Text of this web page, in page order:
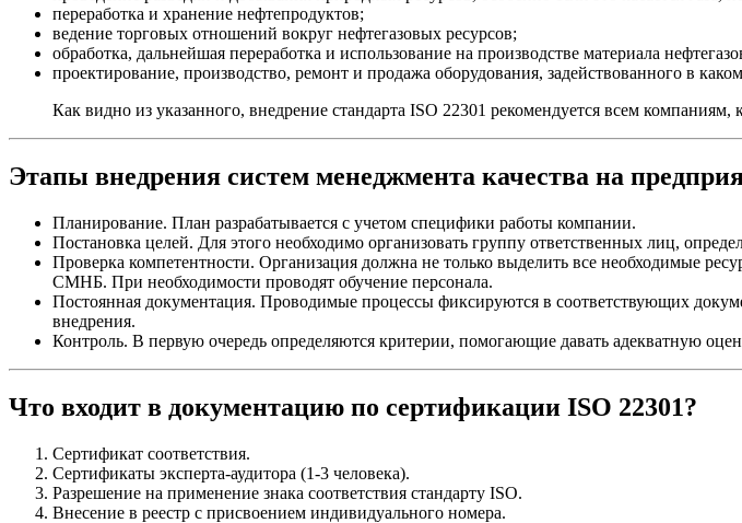
переработка и хранение нефтепродуктов;
ведение торговых отношений вокруг нефтегазовых ресурсов;
обработка, дальнейшая переработка и использование на производстве материала
проектирование, производство, ремонт и продажа оборудования, задействованного в
Как видно из указанного, внедрение стандарта ISO 22301 рекомендуется всем
Этапы внедрения систем менеджмента качества на
Планирование. План разрабатывается с учетом специфики работы компании.
Постановка целей. Для этого необходимо организовать группу ответственных лиц,
Проверка компетентности. Организация должна не только выделить все необходимые
СМНБ. При необходимости проводят обучение персонала.
Постоянная документация. Проводимые процессы фиксируются в соответствующих
внедрения.
Контроль. В первую очередь определяются критерии, помогающие давать адекватную
Что входит в документацию по сертификации ISO 22301?
Cертификат соответствия.
Сертификаты эксперта-аудитора (1-3 человека).
Разрешение на применение знака соответствия стандарту ISO.
Внесение в реестр с присвоением индивидуального номера.